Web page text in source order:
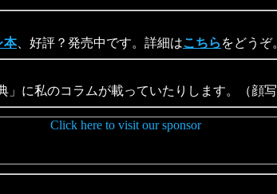
本、好評？発売中です。詳細はこちら をどうぞ
」に私のコラムが載っていたりします。（顔